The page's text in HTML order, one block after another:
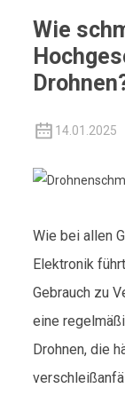
Wie
14.01.2025
Wie bei allen
Elektronik
Gebrauch zu
eine
Drohnen, die